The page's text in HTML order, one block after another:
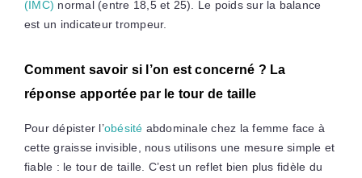
(IMC) normal (entre 18,5 et 25). Le poids sur la balance
est un indicateur trompeur.
Comment savoir si l’on est concerné ? La
réponse apportée par le tour de taille
Pour dépister l’obésité abdominale chez la femme face à
cette graisse invisible, nous utilisons une mesure simple et
fiable : le tour de taille. C’est un reflet bien plus fidèle du